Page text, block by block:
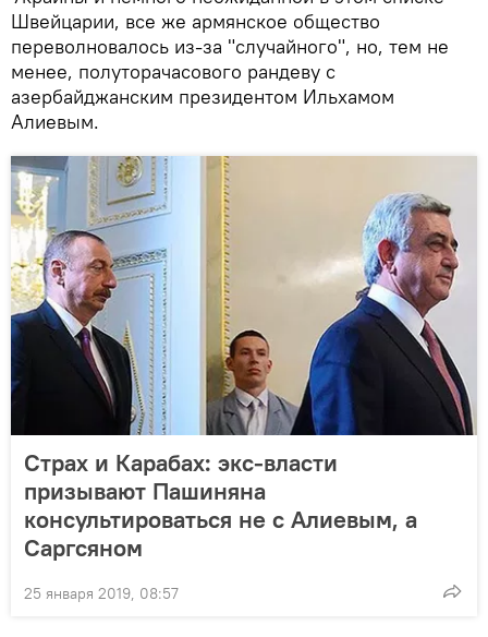
Швейцарии, все же армянское общество
переволновалось из-за "случайного", но, тем не
менее, полуторачасового рандеву с
азербайджанским президентом Ильхамом
Алиевым.
Страх и Карабах: экс-власти
призывают Пашиняна
консультироваться не с Алиевым, а
Саргсяном
25 января 2019, 08:57